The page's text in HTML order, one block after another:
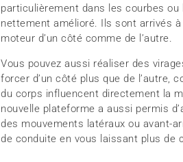
particulièrement dans les courbes
nettement amélioré. Ils sont arrivés
moteur d’un côté comme de l’autre.
Vous pouvez aussi réaliser des
forcer d’un côté plus que de l’autre,
du corps influencent directement la
nouvelle plateforme a aussi permis
des mouvements latéraux ou avant-
de conduite en vous laissant plus de